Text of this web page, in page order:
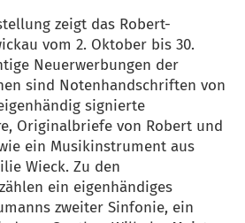
zeigt das Robert-
vom 2. Oktober bis 30.
Neuerwerbungen der
sind Notenhandschriften von
signierte
Originalbriefe von Robert und
ein Musikinstrument aus
Wieck. Zu den
ein eigenhändiges
zweiter Sinfonie, ein